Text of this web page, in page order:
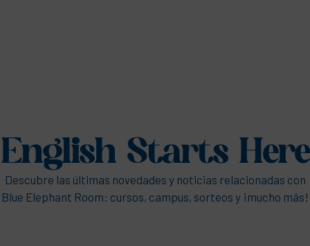
English Starts Here
Descubre las últimas novedades y noticias relacionadas con
Blue Elephant Room: cursos, campus, sorteos y ¡mucho más!